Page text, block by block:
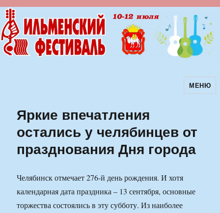
Ильменский фестиваль авторскойМЕНЮ
Яркие впечатления
остались у челябинцев от
празднования Дня города
Челябинск отмечает 276-й день рождения. И хотя
календарная дата праздника – 13 сентября, основные
торжества состоялись в эту субботу. Из наиболее